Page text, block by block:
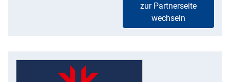
zur Partnerseite
wechseln